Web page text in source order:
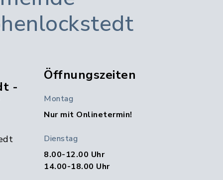
-
Öffnungszeiten
Montag
Nur mit Onlinetermin!
Dienstag
8.00-12.00 Uhr
14.00-18.00 Uhr